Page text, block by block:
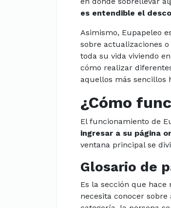
es entendible el
Asimismo, Eupapeleo
sobre actualizaciones
toda su vida viviendo
cómo realizar
aquellos más sencillos
¿Cómo
El funcionamiento de
ingresar a su página
ventana principal se
Glosario de
Es la sección que
necesita conocer